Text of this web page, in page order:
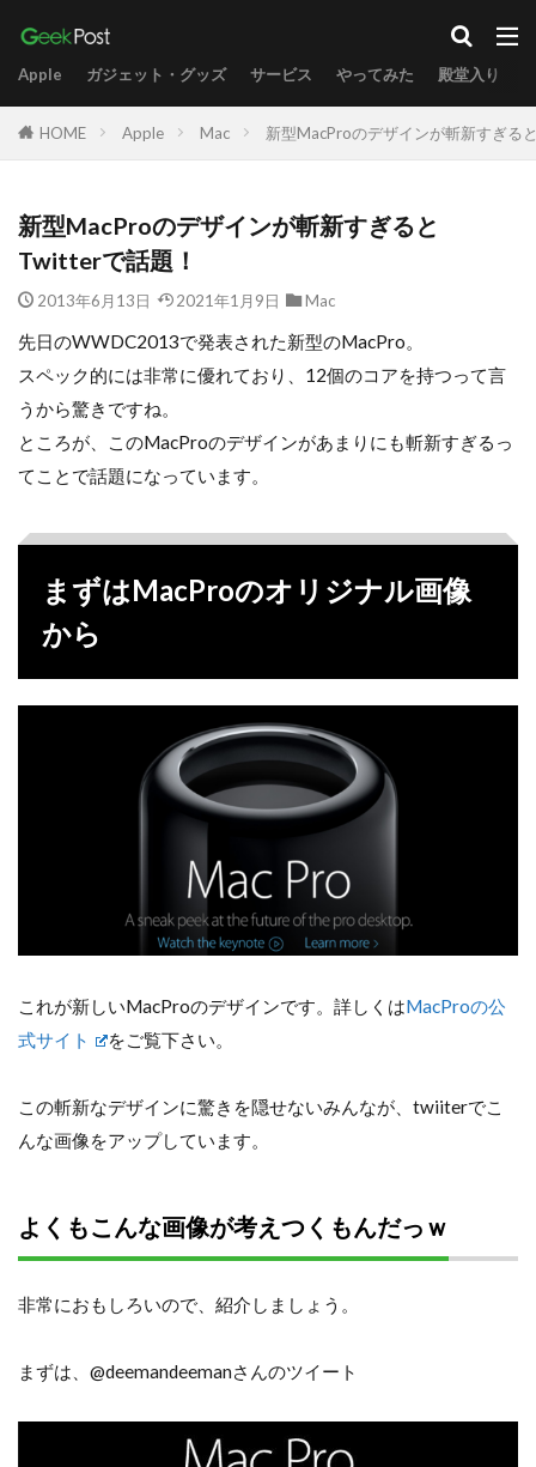
Apple ガジェット・グッズ サービス やってみた 殿堂入り
HOME Apple Mac 新型MacProのデザインが斬新すぎる
新型MacProのデザインが斬新すぎると
Twitterで話題！
2013年6月13日 2021年1月9日 Mac
先日のWWDC2013で発表された新型のMacPro。
スペック的には非常に優れており、12個のコアを持つって言
うから驚きですね。
ところが、このMacProのデザインがあまりにも斬新すぎるっ
てことで話題になっています。
まずはMacProのオリジナル画像
から
これが新しいMacProのデザインです。詳しくはMacProの公
式サイト
をご覧下さい。
この斬新なデザインに驚きを隠せないみんなが、twiiterでこ
んな画像をアップしています。
よくもこんな画像が考えつくもんだっｗ
非常におもしろいので、紹介しましょう。
まずは、@deemandeemanさんのツイート